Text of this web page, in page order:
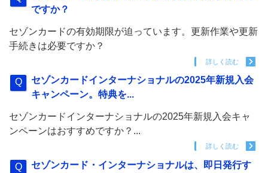
ですか？
セゾンカードの有効期限が迫っています。更新作業や更新
手続きは必要ですか？
詳しく読む
セゾンカードインターナショナルの2025年新規入会
キャンペーン。特典を...
セゾンカードインターナショナルの2025年新規入会キャ
ンペーンはおすすめですか？...
詳しく読む
セゾンカード・インターナショナルは、即日発行す